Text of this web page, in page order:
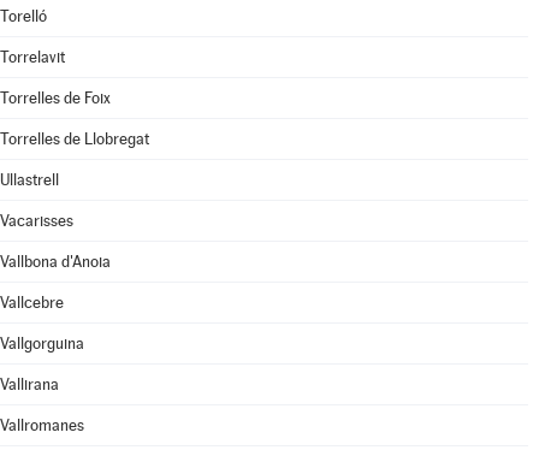
Torelló
Torrelavit
Torrelles de Foix
Torrelles de Llobregat
Ullastrell
Vacarisses
Vallbona d'Anoia
Vallcebre
Vallgorguina
Vallirana
Vallromanes